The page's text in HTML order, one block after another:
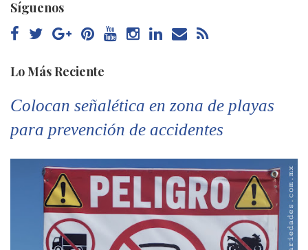
Síguenos
Lo Más Reciente
Colocan señalética en zona de playas
para prevención de accidentes